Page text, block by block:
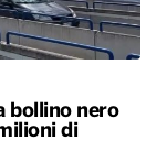
bollino nero
di